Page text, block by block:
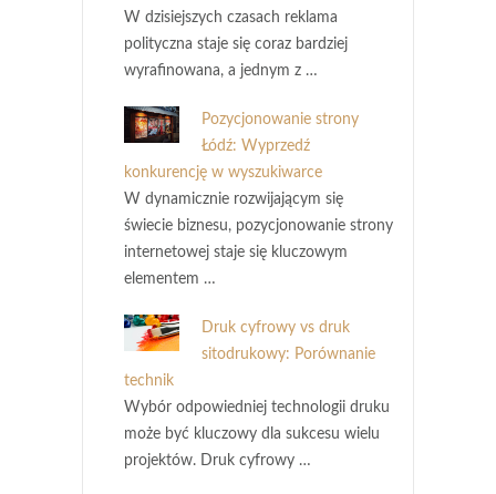
W dzisiejszych czasach reklama
polityczna staje się coraz bardziej
wyrafinowana, a jednym z …
Pozycjonowanie strony
Łódź: Wyprzedź
konkurencję w wyszukiwarce
W dynamicznie rozwijającym się
świecie biznesu, pozycjonowanie strony
internetowej staje się kluczowym
elementem …
Druk cyfrowy vs druk
sitodrukowy: Porównanie
technik
Wybór odpowiedniej technologii druku
może być kluczowy dla sukcesu wielu
projektów. Druk cyfrowy …